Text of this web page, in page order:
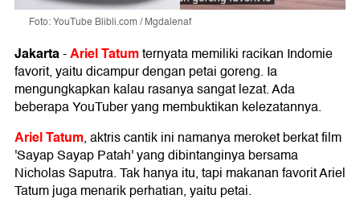
Foto: YouTube Blibli.com / Mgdalenaf
Jakarta-Ariel Tatumternyata memiliki racikan Indomie
favorit, yaitu dicampur dengan petai goreng. Ia
mengungkapkan kalau rasanya sangat lezat. Ada
beberapa YouTuber yang membuktikan kelezatannya.
Ariel Tatum, aktris cantik ini namanya meroket berkat film
'Sayap Sayap Patah' yang dibintanginya bersama
Nicholas Saputra. Tak hanya itu, tapi makanan favorit Ariel
Tatum juga menarik perhatian, yaitu petai.